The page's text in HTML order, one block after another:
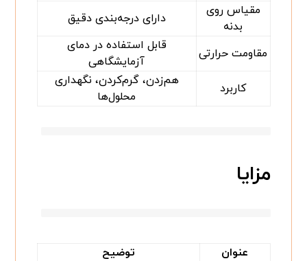
مقیاس روی
بدنه
دارای درجه‌بندی دقیق
مقاومت حرارتی
قابل استفاده در دمای
آزمایشگاهی
کاربرد
هم‌زدن، گرم‌کردن، نگهداری
محلول‌ها
مزایا
عنوان
توضیح